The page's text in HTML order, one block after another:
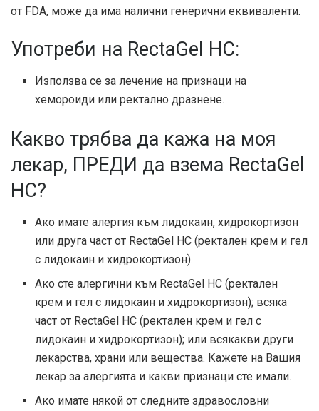
от FDA, може да има налични генерични еквиваленти.
Употреби на RectaGel HC:
Използва се за лечение на признаци на
хемороиди или ректално дразнене.
Какво трябва да кажа на моя
лекар, ПРЕДИ да взема RectaGel
HC?
Ако имате алергия към лидокаин, хидрокортизон
или друга част от RectaGel HC (ректален крем и гел
с лидокаин и хидрокортизон).
Ако сте алергични към RectaGel HC (ректален
крем и гел с лидокаин и хидрокортизон); всяка
част от RectaGel HC (ректален крем и гел с
лидокаин и хидрокортизон); или всякакви други
лекарства, храни или вещества. Кажете на Вашия
лекар за алергията и какви признаци сте имали.
Ако имате някой от следните здравословни